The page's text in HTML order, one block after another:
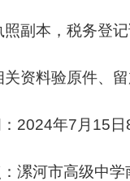
照副本，税务登
关资料验原件、
2024年7 月 15 日
漯河市高级中